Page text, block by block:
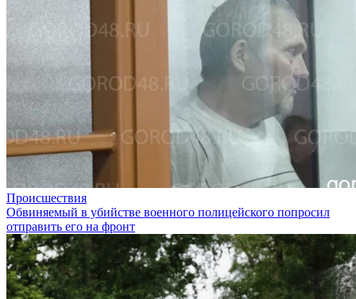
Происшествия
Обвиняемый в убийстве военного полицейского попросил
отправить его на фронт